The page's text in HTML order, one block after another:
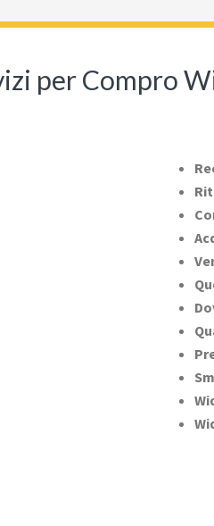
per Compro